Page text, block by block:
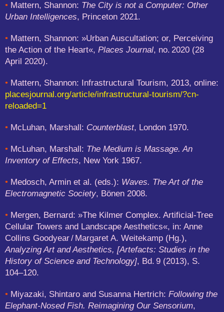
• Mattern, Shannon: The City is not a Computer: Other
Urban Intelligences, Princeton 2021.
• Mattern, Shannon: »Urban Auscultation; or, Perceiving
the Action of the Heart«, Places Journal, no. 2020 (28
April 2020).
• Mattern, Shannon: Infrastructural Tourism, 2013, online:
placesjournal.org/article/infrastructural-tourism/?cn-
reloaded=1
• McLuhan, Marshall: Counterblast, London 1970.
• McLuhan, Marshall: The Medium is Massage. An
Inventory of Effects, New York 1967.
• Medosch, Armin et al. (eds.): Waves. The Art of the
Electromagnetic Society, Bönen 2008.
• Mergen, Bernard: »The Kilmer Complex. Artificial-Tree
Cellular Towers and Landscape Aesthetics«, in: Anne
Collins Goodyear / Margaret A. Weitekamp (Hg.),
Analyzing Art and Aesthetics, [Artefacts: Studies in the
History of Science and Technology], Bd. 9 (2013), S.
104–120.
• Miyazaki, Shintaro and Susanna Hertrich: Following the
Elephant-Nosed Fish. Reimagining Our Sensorium,